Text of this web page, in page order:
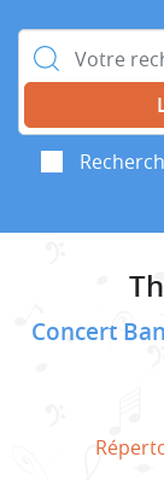
Rechercher :
Concert